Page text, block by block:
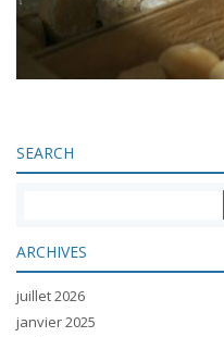
SEARCH
ARCHIVES
juillet 2026
janvier 2025